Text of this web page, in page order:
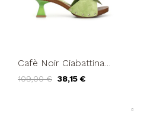
Cafè Noir Ciabattina
Verde
109,00 € 38,15 €